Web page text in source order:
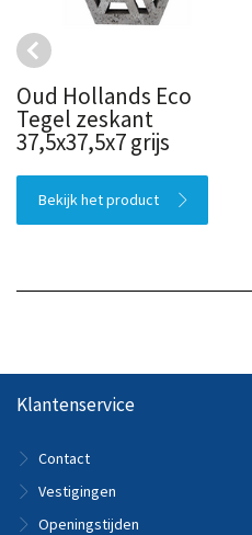
Oud Hollands Eco
Tegel zeskant
37,5x37,5x7 grijs
Bekijk het product
Klantenservice
Contact
Vestigingen
Openingstijden